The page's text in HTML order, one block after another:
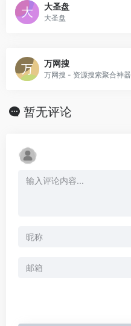
大圣盘
大圣盘
万网搜
万网搜 - 资源搜索聚合神器
暂无评论